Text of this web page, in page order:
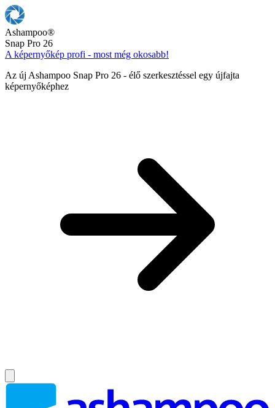
Ashampoo®
Snap Pro 26
A képernyőkép profi - most még okosabb!
Az új Ashampoo Snap Pro 26 - élő szerkesztéssel egy újfajta
képernyőképhez